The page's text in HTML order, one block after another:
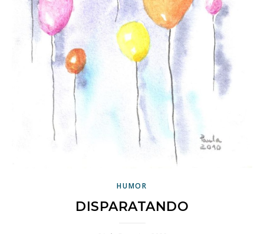
HUMOR
DISPARATANDO